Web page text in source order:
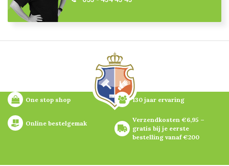
One stop shop 130 jaar ervaring
Online bestelgemak
Verzendkosten €6,95 –
gratis bij je eerste
bestelling vanaf €200